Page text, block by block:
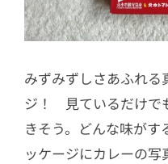
みずみずしさあふれ
ジ！ 見ているだけで
きそう。どんな味が
ッケージにカレーの